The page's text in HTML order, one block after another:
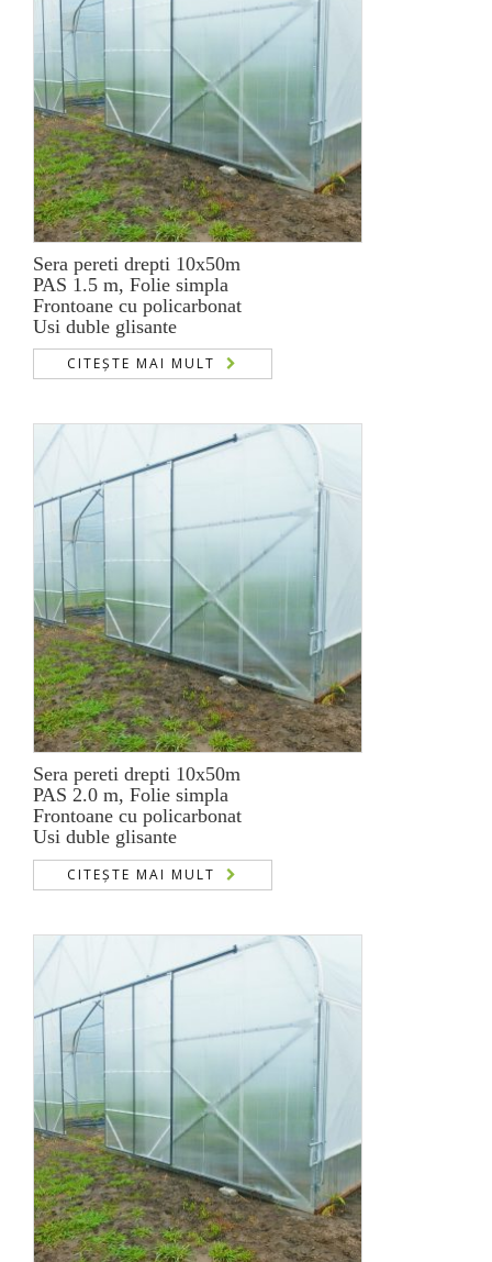
Sera pereti drepti 10x50m
PAS 1.5 m, Folie simpla
Frontoane cu policarbonat
Usi duble glisante
CITEȘTE MAI MULT
Sera pereti drepti 10x50m
PAS 2.0 m, Folie simpla
Frontoane cu policarbonat
Usi duble glisante
CITEȘTE MAI MULT